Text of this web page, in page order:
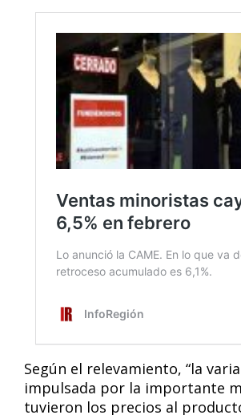
Según el relevamiento, “la
impulsada por la importante
tuvieron los precios al